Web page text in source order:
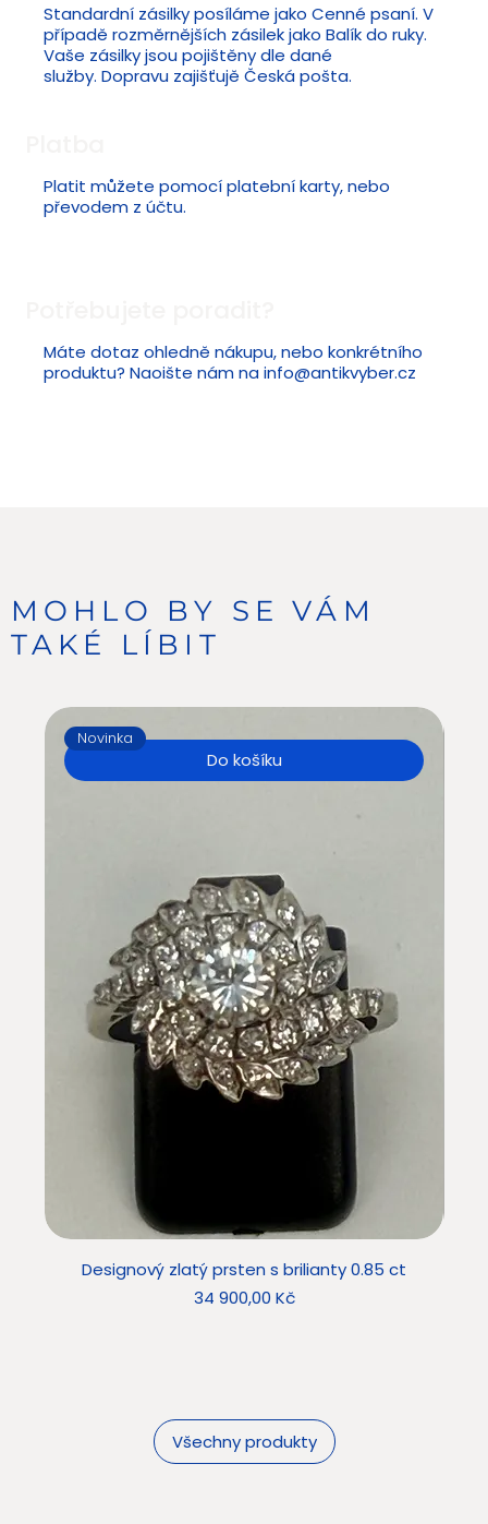
Standardní zásilky posíláme jako Cenné psaní. V
případě rozměrnějších zásilek jako Balík do ruky.
Vaše zásilky jsou pojištěny dle dané
služby. Dopravu zajišťujě Česká pošta.
Platit můžete pomocí platební karty, nebo
převodem z účtu.
Máte dotaz ohledně nákupu, nebo konkrétního
produktu? Naoište nám nainfo@antikvyber.cz
Všechny produkty
Do košíku
Novinka
Designový zlatý prsten s brilianty 0.85 ct
Cena
34 900,00 Kč
MOHLO BY SE VÁM
TAKÉ LÍBIT